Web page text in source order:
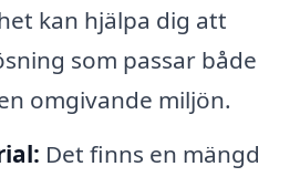
kan hjälpa dig att
som passar både
omgivande miljön.
Det finns en mängd